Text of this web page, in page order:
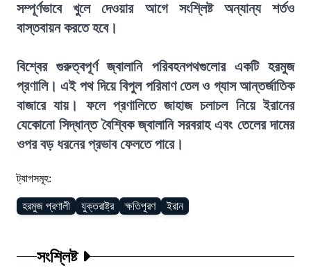
সম্পূর্ণভাবে খুলে দেওয়ার আগে সংশ্লিষ্ট অন্যান্য শর্তও
বাস্তবায়ন করতে হবে।
বিশ্বের গুরুত্বপূর্ণ জ্বালানি পরিবহনপথগুলোর একটি হরমুজ
প্রণালি। এই পথ দিয়ে বিপুল পরিমাণ তেল ও গ্যাস আন্তর্জাতিক
বাজারে যায়। ফলে প্রণালিতে জাহাজ চলাচল নিয়ে ইরানের
যেকোনো সিদ্ধান্ত বৈশ্বিক জ্বালানি সরবরাহ এবং তেলের দামের
ওপর বড় ধরনের প্রভাব ফেলতে পারে।
ট্যাগসমূহ:
হরমুজ প্রণালী যুক্তরাষ্ট্র ক্ষতিপূরণ ইরান
সংশ্লিষ্ট